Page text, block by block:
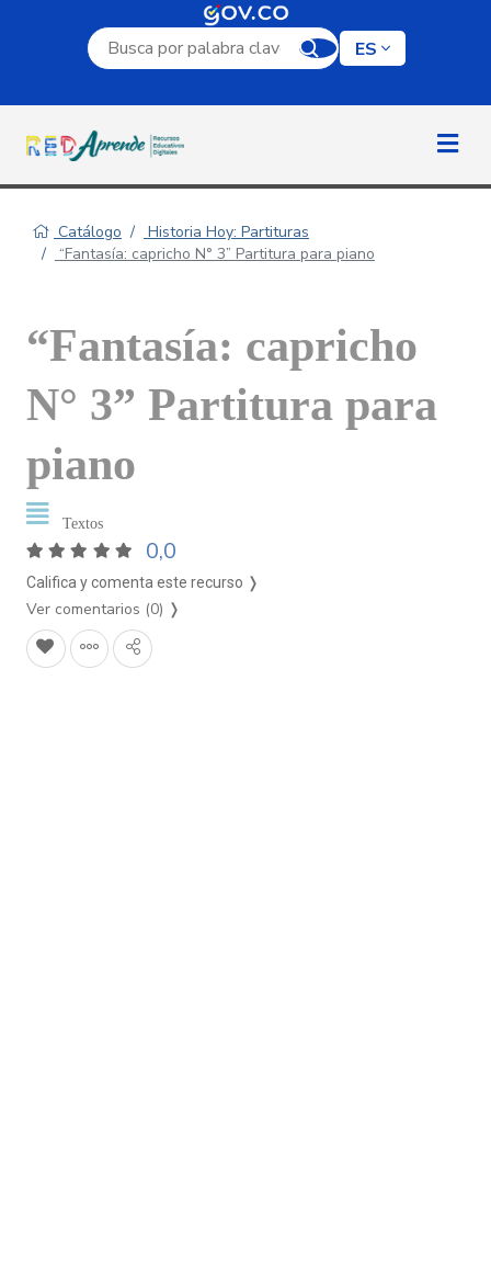
Campo de búsqueda por palabra clave
ES
Catálogo
Historia Hoy: Partituras
“Fantasía: capricho N° 3” Partitura para piano
“Fantasía: capricho
N° 3” Partitura para
piano
Textos
0,0
Califica y comenta este recurso ❭
Ver comentarios (0) ❭